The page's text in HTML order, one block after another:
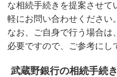
な相続手続きを提案させて
軽にお問い合わせください。
なお、ご自身で行う場合は
必要ですので、ご参考にし
武蔵野銀行の相続手続